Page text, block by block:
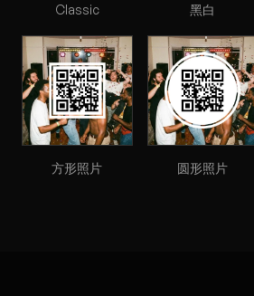
Classic 黑白
方形照片 圆形照片